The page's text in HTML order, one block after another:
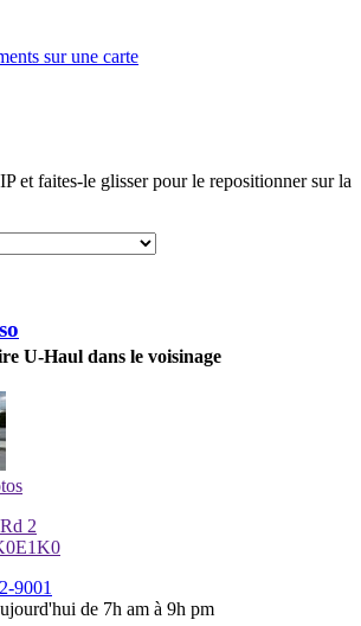
sur une carte
et faites-le glisser pour le repositionner sur la
U-Haul dans le voisinage
2
9001
de 7h am à 9h pm